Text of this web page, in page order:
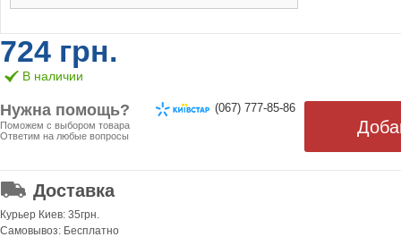
724 грн.
В наличии
Нужна помощь?
Поможем с выбором товара
Ответим на любые вопросы
(067) 777-85-86
Доставка
Курьер Киев: 35грн.
Самовывоз: Бесплатно